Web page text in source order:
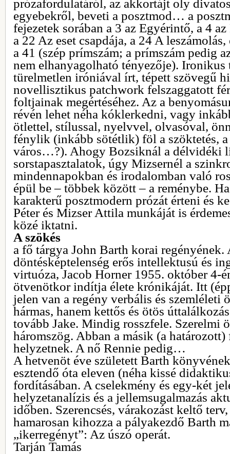
prózafordulatáról, az akkortájt oly
egyebekről, beveti a posztmod… a
fejezetek sorában a 3 az Egyérintő, a 4
a 22 Az eset csapdája, a 24 A
a 41 (szép prímszám; a prímszám pedig
nem elhanyagolható tényezője). Ironikus
türelmetlen iróniával írt, tépett szövegű
novellisztikus patchwork felszaggatott
foltjainak megértéséhez. Az a
révén lehet néha kóklerkedni, vagy
ötlettel, stílussal, nyelvvel, olvasóval,
fénylik (inkább sötétlik) föl a szöktetés,
város…?). Ahogy Bozsiknál a délvidéki
sorstapasztalatok, úgy Mizsernél a
mindennapokban és irodalomban való
épül be – többek között – a reménybe.
karakterű posztmodern prózát érteni és
Péter és Mizser Attila munkáját is
közé iktatni.
A szökés
a fő tárgya John Barth korai regényének.
döntésképtelenség erős intellektusú és
virtuóza, Jacob Horner 1955. október 4-
ötvenötkor indítja élete krónikáját. Itt
jelen van a regény verbális és szemléleti
hármas, hanem kettős és ötös
tovább Jake. Mindig rosszfele. Szerelmi
háromszög. Abban a másik (a határozott)
helyzetnek. A nő Rennie pedig…
A hetvenöt éve született Barth
esztendő óta eleven (néha kissé
fordításában. A cselekmény és egy-két
helyzetanalízis és a jellemsugalmazás
időben. Szerencsés, várakozást keltő
hamarosan kihozza a pályakezdő Barth
„ikerregényt”: Az úszó operát.
Tarján Tamás